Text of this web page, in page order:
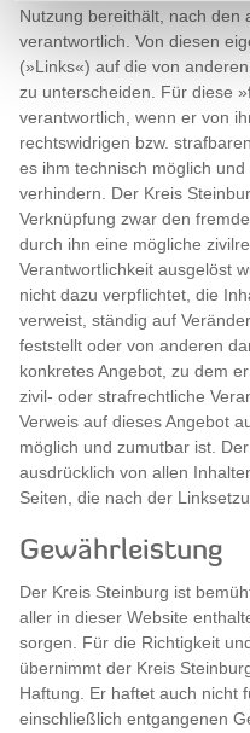
Nutzung bereithält, nach den
verantwortlich. Von diesen
(»Links«) auf die von
zu unterscheiden. Für diese
verantwortlich, wenn er von
rechtswidrigen bzw.
es ihm technisch möglich
verhindern. Der Kreis
Verknüpfung zwar den
durch ihn eine mögliche
Verantwortlichkeit ausgelöst
nicht dazu verpflichtet, die
verweist, ständig auf
feststellt oder von anderen
konkretes Angebot, zu dem
zivil- oder strafrechtliche
Verweis auf dieses Angebot
möglich und zumutbar ist.
ausdrücklich von allen
Seiten, die nach der
Gewährleistung
Der Kreis Steinburg ist
aller in dieser Website
sorgen. Für die Richtigkeit
übernimmt der Kreis
Haftung. Er haftet auch nicht
einschließlich entgangenen